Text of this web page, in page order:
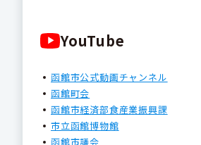
YouTube
函館市公式動画チャンネル
函館町会
函館市経済部食産業振興課
市立函館博物館
函館市議会